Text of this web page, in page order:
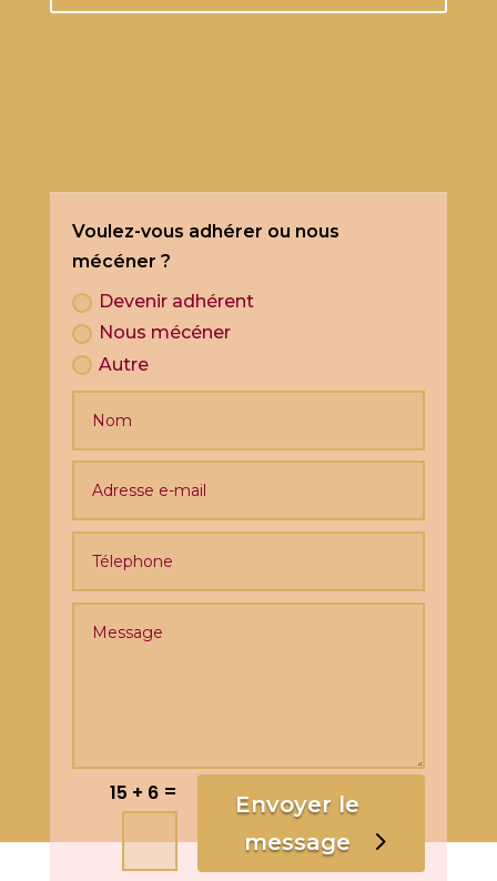
Voulez-vous adhérer ou nous
mécéner ?
Devenir adhérent
Nous mécéner
Autre
15 + 6 =
Envoyer le
message
Alternative: